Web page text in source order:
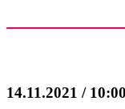
14.11.2021 /